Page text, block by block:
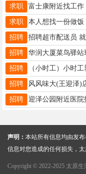
求职
求职
招聘
招聘
招聘
招聘
招聘
声明： 本站所有信息均由发
信息对您造成的任何损失，太
Copyright © 2022-2025 太原生